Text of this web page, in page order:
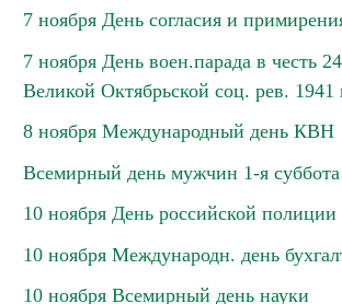
7 ноября День согласия и
7 ноября День воен.парада в честь
Великой Октябрьской соц. рев. 1941
8 ноября Международный день КВН
Всемирный день мужчин 1-я суббота
10 ноября День российской полиции
10 ноября Международн. день
10 ноября Всемирный день науки